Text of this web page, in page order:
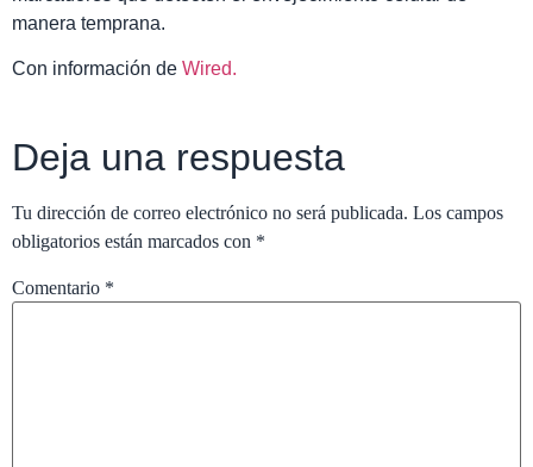
manera temprana.
Con información de Wired.
Deja una respuesta
Tu dirección de correo electrónico no será publicada. Los campos
obligatorios están marcados con *
Comentario *